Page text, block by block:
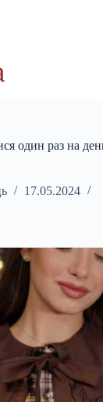
один раз на
17.05.2024